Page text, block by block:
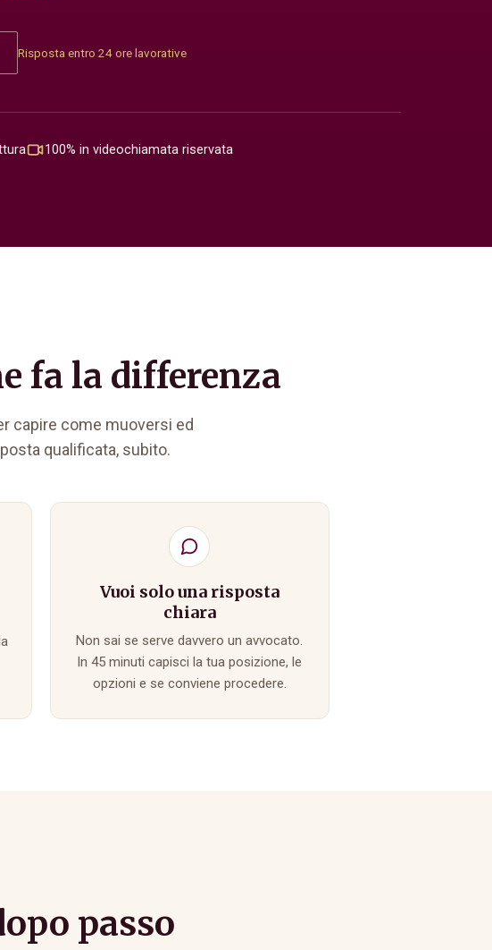
Risposta entro 24 ore lavorative
100% in videochiamata riservata
fa la differenza
capire come muoversi ed
qualificata, subito.
Vuoi solo una risposta
chiara
Non sai se serve davvero un avvocato.
In 45 minuti capisci la tua posizione, le
opzioni e se conviene procedere.
passo